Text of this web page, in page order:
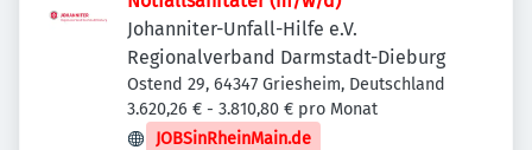
Johanniter-Unfall-Hilfe e.V.
Regionalverband Darmstadt-Dieburg
Ostend 29, 64347 Griesheim, Deutschland
3.620,26 € - 3.810,80 € pro Monat
JOBSinRheinMain.de